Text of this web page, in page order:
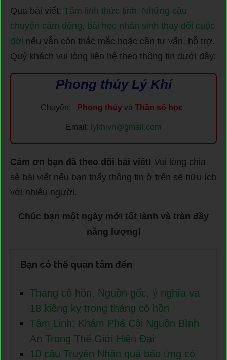
Qua bài viết: Tâm linh thức tỉnh: Những câu
chuyện cảm động, bài học nhân sinh thay đổi cuộc
đời nếu vẫn còn thắc mắc hoặc cần tư vấn, hỗ trợ.
Quý khách vui lòng liên hệ theo thông tin dưới đây:
Phong thủy Lý Khí
Chuyên: Phong thủyvà Thần số học
Email: lykhivn@gmail.com
Cám ơn bạn đã theo dõi bài viết! Vui lòng chia
sẻ bài viết nếu bạn thấy thông tin ở trên sẽ hữu ích
với nhiều người.
Chúc bạn một ngày mới tốt lành và tràn đầy
năng lượng!
Bạn có thể quan tâm đến
Tháng cô hồn, Nguồn gốc, ý nghĩa và
18 kiêng kỵ trong tháng cô hồn
Tâm Linh: Khám Phá Cội Nguồn Bình
An Trong Thế Giới Hiện Đại
10 câu Truyện Nhân quả báo ứng có